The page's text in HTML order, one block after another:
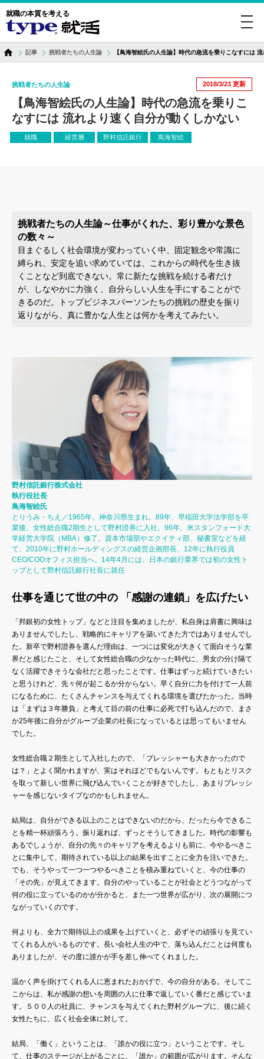
就職の本質を考える
記事 挑戦者たちの人生論 【鳥海智絵氏の人生論】時代の急流を乗りこなすには
2018/3/23 更新
挑戦者たちの人生論
【鳥海智絵氏の人生論】時代の急流を乗りこ
なすには 流れより速く自分が動くしかない
就職 経営層 野村信託銀行 鳥海智絵
挑戦者たちの人生論～仕事がくれた、彩り豊かな景色
の数々～
目まぐるしく社会環境が変わっていく中、固定観念や常識に
縛られ、安定を追い求めていては、これからの時代を生き抜
くことなど到底できない。常に新たな挑戦を続ける者だけ
が、しなやかに力強く、自分らしい人生を手にすることがで
きるのだ。トップビジネスパーソンたちの挑戦の歴史を振り
返りながら、真に豊かな人生とは何かを考えてみたい。
野村信託銀行株式会社
執行役社長
鳥海智絵氏
とりうみ・ちえ／1965年、神奈川県生まれ。89年、早稲田大学法学部を卒
業後、女性総合職2期生として野村證券に入社。96年、米スタンフォード大
学経営大学院（MBA）修了。資本市場部やエクイティ部、秘書室などを経
て、2010年に野村ホールディングスの経営企画部長、12年に執行役員
CEO/COOオフィス担当へ。14年4月には、日本の銀行業界では初の女性ト
ップとして野村信託銀行社長に就任
仕事を通じて世の中の 「感謝の連鎖」を広げたい
「邦銀初の女性トップ」などと注目を集めましたが、私自身は肩書に興味は
ありませんでしたし、戦略的にキャリアを築いてきた方ではありませんでし
た。新卒で野村證券を選んだ理由は、一つには変化が大きくて面白そうな業
界だと感じたこと、そして女性総合職の少なかった時代に、男女の分け隔て
なく活躍できそうな会社だと思ったことです。仕事はずっと続けていきたい
と思うけれど、先々何が起こるか分からない。早く自分に力を付けて一人前
になるために、たくさんチャンスを与えてくれる環境を選びたかった。当時
は「まずは３年勝負」と考えて目の前の仕事に必死で打ち込んだので、まさ
か25年後に自分がグループ企業の社長になっているとは思ってもいません
でした。
女性総合職２期生として入社したので、「プレッシャーも大きかったので
は？」とよく聞かれますが、実はそれほどでもないんです。もともとリスク
を取って新しい世界に飛び込んでいくことが好きでしたし、あまりプレッシ
ャーを感じないタイプなのかもしれません。
結局は、自分ができる以上のことはできないのだから、だったら今できるこ
とを精一杯頑張ろう。振り返れば、ずっとそうしてきました。時代の影響も
あるでしょうが、自分の先々のキャリアを考えるよりも前に、今やるべきこ
とに集中して、期待されている以上の結果を出すことに全力を注いできた。
でも、そうやって一つ一つやるべきことを積み重ねていくと、今の仕事の
「その先」が見えてきます。自分のやっていることが社会とどうつながって
何の役に立っているのかが分かると、また一つ世界が広がり、次の展開につ
ながっていくのです。
何よりも、全力で期待以上の成果を上げていくと、必ずその頑張りを見てい
てくれる人がいるものです。長い会社人生の中で、落ち込んだことは何度も
ありましたが、その度に誰かが手を差し伸べてくれました。
温かく声を掛けてくれる人に恵まれたおかげで、今の自分がある。そしてこ
こからは、私が感謝の想いを周囲の人に仕事で返していく番だと感じていま
す。５００人の社員に、チャンスを与えてくれた野村グループに、後に続く
女性たちに、広く社会全体に対して。
結局、「働く」ということは、「誰かの役に立つ」ということです。そし
て、仕事のステージが上がるごとに、「誰か」の範囲が広がります。そんな